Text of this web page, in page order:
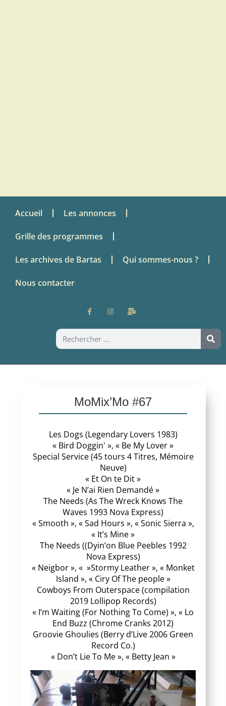
Accueil Les annonces
Grille des programmes
Les archives de Bartas Qui sommes-nous ?
Nous contacter
MoMix’Mo #67
Les Dogs (Legendary Lovers 1983)
« Bird Doggin' », « Be My Lover »
Special Service (45 tours 4 Titres, Mémoire
Neuve)
« Et On te Dit »
« Je N’ai Rien Demandé »
The Needs (As The Wreck Knows The
Waves 1993 Nova Express)
« Smooth », « Sad Hours », « Sonic Sierra »,
« It’s Mine »
The Needs ((Dyin’on Blue Peebles 1992
Nova Express)
« Neigbor », « »Stormy Leather », « Monket
Island », « Ciry Of The people »
Cowboys From Outerspace (compilation
2019 Lollipop Records)
« I’m Waiting (For Nothing To Come) », « Lo
End Buzz (Chrome Cranks 2012)
Groovie Ghoulies (Berry d’Live 2006 Green
Record Co.)
« Don’t Lie To Me », « Betty Jean »